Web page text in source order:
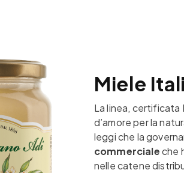
Miele
La linea, certificata
d’amore per la
leggi che la
commercialeche
nelle catene